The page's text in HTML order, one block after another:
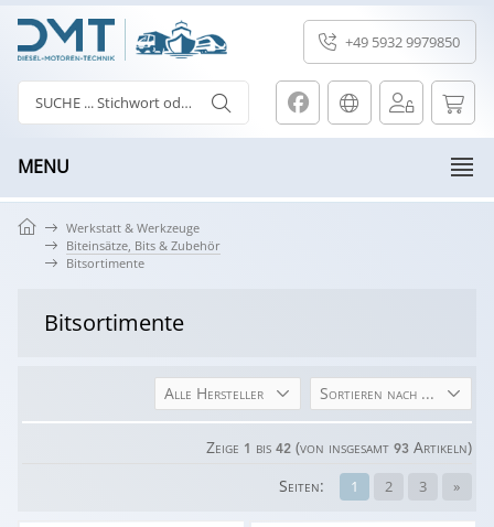
+49 5932 9979850
MENU
Werkstatt & Werkzeuge
Biteinsätze, Bits & Zubehör
Bitsortimente
Bitsortimente
Alle Hersteller Sortieren nach ...
Zeige 1 bis 42(von insgesamt 93Artikeln)
1 2 3 »
Seiten: